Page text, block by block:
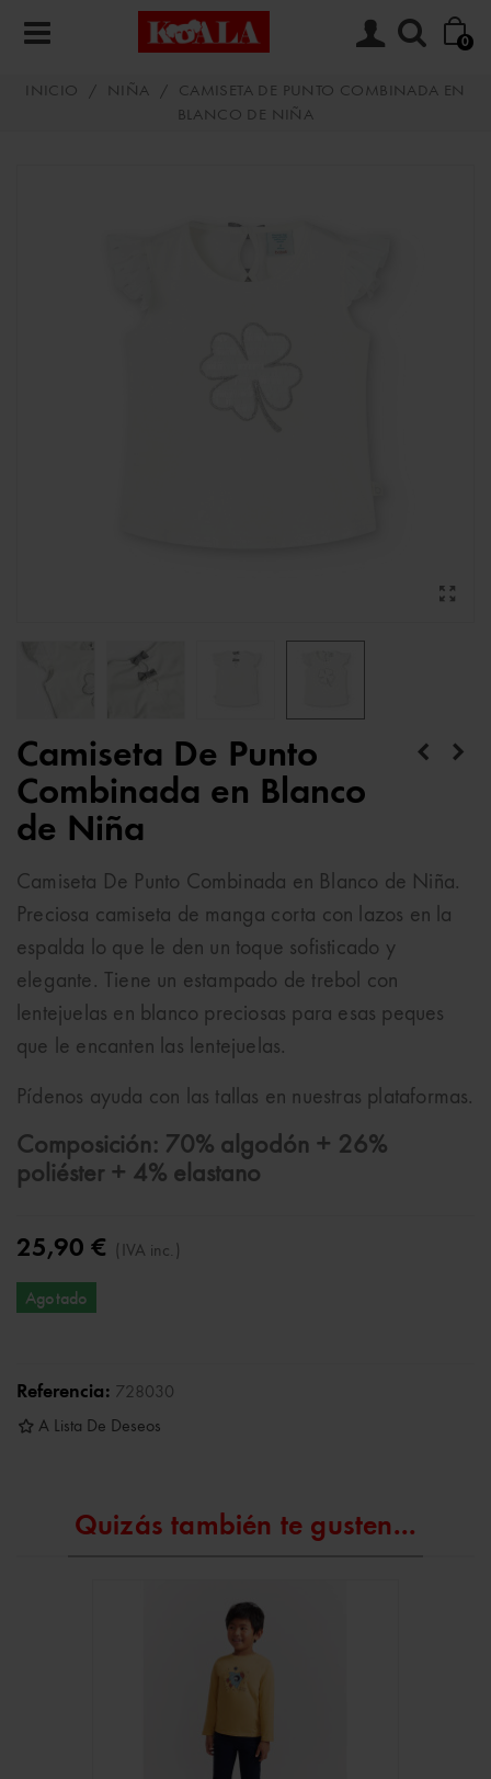
0
INICIO / NIÑA /
CAMISETA DE PUNTO COMBINADA EN
BLANCO DE NIÑA
Camiseta De Punto
Combinada en Blanco
de Niña
Camiseta De Punto Combinada en Blanco de Niña.
Preciosa camiseta de manga corta con lazos en la
espalda lo que le den un toque sofisticado y
elegante. Tiene un estampado de trebol con
lentejuelas en blanco preciosas para esas peques
que le encanten las lentejuelas.
Pídenos ayuda con las tallas en nuestras plataformas.
Composición: 70% algodón + 26%
poliéster + 4% elastano
25,90 € (IVA inc.)
Agotado
Referencia: 728030
A Lista De Deseos
Quizás también te gusten...